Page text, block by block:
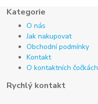
Kategorie
O nás
Jak nakupovat
Obchodní podmínky
Kontakt
O kontaktních čočkách
Rychlý kontakt